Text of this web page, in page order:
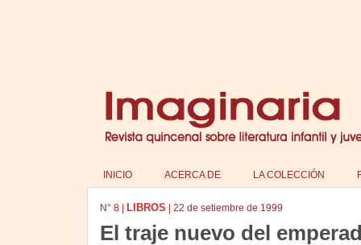
INICIO ACERCA DE LA COLECCIÓN
N° 8| LIBROS 22 de setiembre de 1999
El traje nuevo del